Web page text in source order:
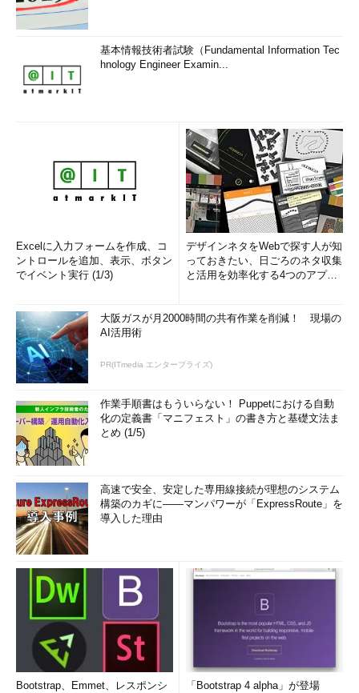
基本情報技術者試験（Fundamental Information Tec
hnology Engineer Examin...
Excelに入力フォームを作成、コ
ントロールを追加、表示、ボタン
でイベント実行 (1/3)
デザインネタをWebで探す人が知
っておきたい、日ごろのネタ収集
と活用を効率化する4つのアプリ
大阪ガスが月2000時間の共有作業を削減！ 現場の
AI活用術
PR(ITmedia エンタープライズ)
作業手順書はもういらない！ Puppetにおける自動
化の定義書「マニフェスト」の書き方と基礎文法ま
とめ (1/5)
高速で安全、安定した専用線接続が理想のシステム
構築のカギに――マンパワーが「ExpressRoute」を
導入した理由
Bootstrap、Emmet、レスポンシ
「Bootstrap 4 alpha」が登場